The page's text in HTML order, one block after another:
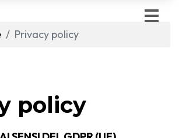
Privacy policy
policy